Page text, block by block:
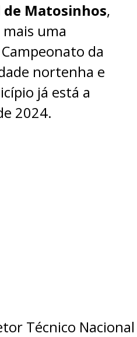
Matosinhos,
uma
da
nortenha e
já está a
2024.
Técnico Nacional